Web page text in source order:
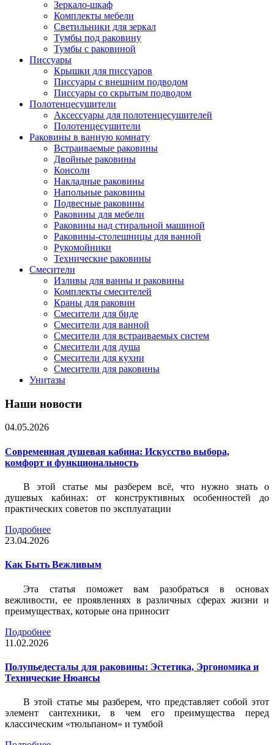
Зеркало-шкаф
Комплекты мебели
Светильники для зеркал
Тумбы под раковину
Тумбы с раковиной
Писсуары
Крышки для писсуаров
Писсуары с внешним подводом
Писсуары со скрытым подводом
Полотенцесушители
Аксессуары для полотенцесушителей
Полотенцесушители
Раковины в ванную комнату
Встраиваемые раковины
Двойные раковины
Консоли
Накладные раковины
Напольные раковины
Подвесные раковины
Раковины для мебели
Раковины над стиральной машиной
Раковины-столешницы для ванной
Рукомойники
Технические раковины
Смесители
Изливы для ванны и раковины
Комплекты смесителей
Краны для раковин
Смесители для биде
Смесители для ванной
Смесители для встраиваемых систем
Смесители для душа
Смесители для кухни
Смесители для раковины
Унитазы
Наши новости
04.05.2026
Современная душевая кабина: Искусство выбора,
комфорт и функциональность
В этой статье мы разберем всё, что нужно знать о
душевых кабинах: от конструктивных особенностей до
практических советов по эксплуатации
Подробнее
23.04.2026
Как Быть Вежливым
Эта статья поможет вам разобраться в основах
вежливости, ее проявлениях в различных сферах жизни и
преимуществах, которые она приносит
Подробнее
11.02.2026
Полупьедесталы для раковины: Эстетика, Эргономика и
Технические Нюансы
В этой статье мы разберем, что представляет собой этот
элемент сантехники, в чем его преимущества перед
классическим «тюльпаном» и тумбой